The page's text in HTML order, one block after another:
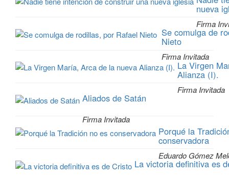
nueva
Firma
Se comulga de
Nieto
Firma Invitada
La Virgen
Alianza (I).
Firma Invitada
Aliados de Satán
Firma Invitada
Porqué la
conservadora
Eduardo Gómez
La victoria definitiva es